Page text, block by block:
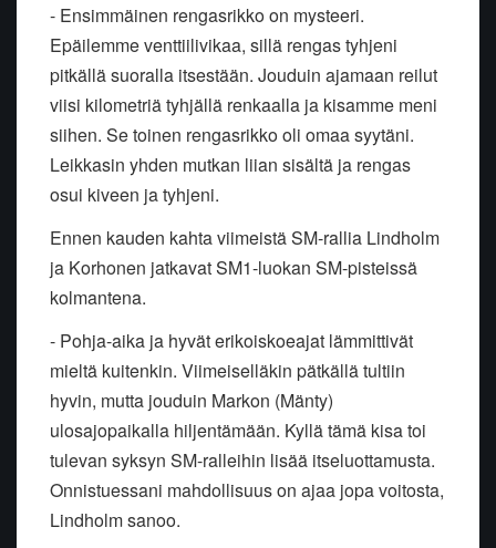
- Ensimmäinen rengasrikko on mysteeri.
Epäilemme venttiilivikaa, sillä rengas tyhjeni
pitkällä suoralla itsestään. Jouduin ajamaan reilut
viisi kilometriä tyhjällä renkaalla ja kisamme meni
siihen. Se toinen rengasrikko oli omaa syytäni.
Leikkasin yhden mutkan liian sisältä ja rengas
osui kiveen ja tyhjeni.
Ennen kauden kahta viimeistä SM-rallia Lindholm
ja Korhonen jatkavat SM1-luokan SM-pisteissä
kolmantena.
- Pohja-aika ja hyvät erikoiskoeajat lämmittivät
mieltä kuitenkin. Viimeiselläkin pätkällä tultiin
hyvin, mutta jouduin Markon (Mänty)
ulosajopaikalla hiljentämään. Kyllä tämä kisa toi
tulevan syksyn SM-ralleihin lisää itseluottamusta.
Onnistuessani mahdollisuus on ajaa jopa voitosta,
Lindholm sanoo.